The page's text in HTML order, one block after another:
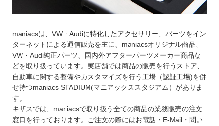
maniacsは、VW・Audiに特化したアクセサリー、パーツをイン
ターネットによる通信販売を主に、maniacsオリジナル商品、
VW・Audi純正パーツ、国内外アフターパーツメーカー商品な
どを取り扱っています。実店舗では商品の販売を行うストア、
自動車に関する整備やカスタマイズを行う工場（認証工場)を併
せ持つmaniacs STADIUM(マニアックススタジアム）がありま
す。
キザスでは、maniacsで取り扱う全ての商品の業務販売の注文
窓口を行っております。ご注文の際にはお電話・E-Mail・問い